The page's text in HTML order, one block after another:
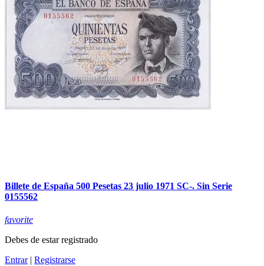
Billete de España 500 Pesetas 23 julio 1971 SC-. Sin Serie
0155562
favorite
Debes de estar registrado
Entrar| Registrarse